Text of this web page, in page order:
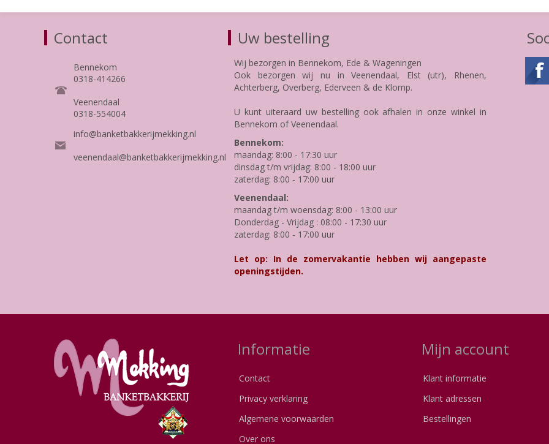
Contact
Bennekom
0318-414266
Veenendaal
0318-554004
info@banketbakkerijmekking.nl
veenendaal@banketbakkerijmekking.nl
Uw bestelling
Wij bezorgen in Bennekom, Ede & Wageningen
Ook bezorgen wij nu in Veenendaal, Elst (utr), Rhenen,
Achterberg, Overberg, Ederveen & de Klomp.
U kunt uiteraard uw bestelling ook afhalen in onze winkel in
Bennekom of Veenendaal.
Bennekom:
maandag: 8:00 - 17:30 uur
dinsdag t/m vrijdag: 8:00 - 18:00 uur
zaterdag: 8:00 - 17:00 uur
Veenendaal:
maandag t/m woensdag: 8:00 - 13:00 uur
Donderdag - Vrijdag : 08:00 - 17:30 uur
zaterdag: 8:00 - 17:00 uur
Let op: In de zomervakantie hebben wij aangepaste
openingstijden.
Informatie
Contact
Privacy verklaring
Algemene voorwaarden
Over ons
Mijn account
Klant informatie
Klant adressen
Bestellingen